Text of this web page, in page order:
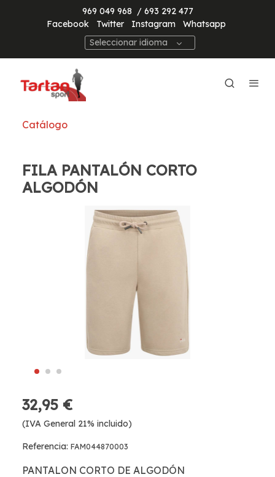
969 049 968 / 693 292 477
Facebook
Twitter Instagram
Whatsapp
Seleccionar idioma
Catálogo
FILA PANTALÓN CORTO
ALGODÓN
32,95 €
(IVA General 21% incluido)
Referencia: FAM044870003
PANTALON CORTO DE ALGODÓN